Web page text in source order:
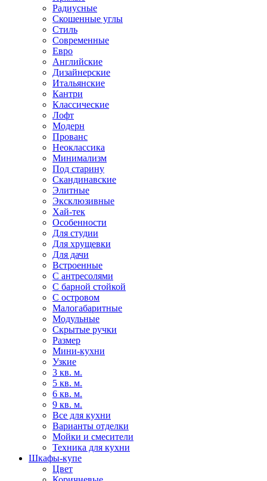
Радиусные
Скошенные углы
Стиль
Современные
Евро
Английские
Дизайнерские
Итальянские
Кантри
Классические
Лофт
Модерн
Прованс
Неоклассика
Минимализм
Под старину
Скандинавские
Элитные
Эксклюзивные
Хай-тек
Особенности
Для студии
Для хрущевки
Для дачи
Встроенные
С антресолями
С барной стойкой
С островом
Малогабаритные
Модульные
Скрытые ручки
Размер
Мини-кухни
Узкие
3 кв. м.
5 кв. м.
6 кв. м.
9 кв. м.
Все для кухни
Варианты отделки
Мойки и смесители
Техника для кухни
Шкафы-купе
Цвет